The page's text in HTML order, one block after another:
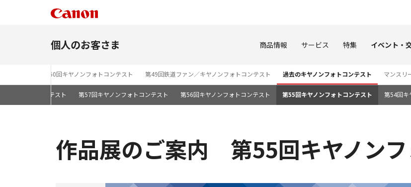
個人のお客さま 商品情報 サービス 特集 イベント・
第60回キヤノンフォトコンテスト 第49回鉄道ファン／キヤノンフォトコンテスト 過去のキヤノンフォトコンテスト マンスリ
ノンフォトコンテスト 第57回キヤノンフォトコンテスト 第56回キヤノンフォトコンテスト 第55回キヤノンフォトコンテスト 第54回キ
作品展のご案内 第55回キヤノンフ